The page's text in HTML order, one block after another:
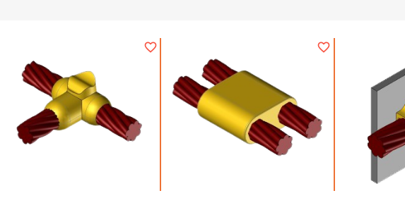
favorite_border favorite_border